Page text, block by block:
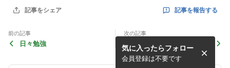
記事をシェア 記事を報告する
前の記事
日々勉強
次の記事
ありがとうございます。
気に入ったらフォロー
会員登録は不要です